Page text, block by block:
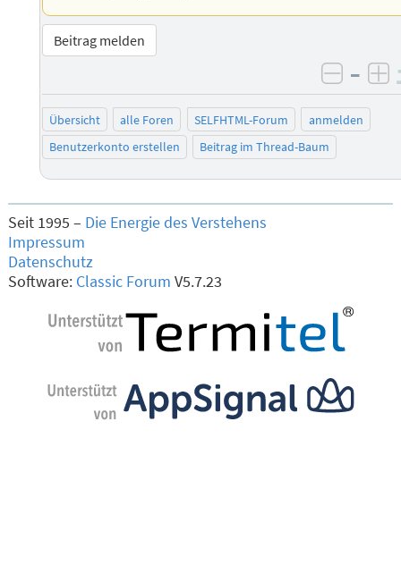
Beitrag melden
–
Übersicht alle Foren SELFHTML-Forum
anmelden
Benutzerkonto erstellen
Beitrag im Thread-Baum
Seit 1995 – Die Energie des Verstehens
Impressum
Datenschutz
Software: Classic Forum V5.7.23